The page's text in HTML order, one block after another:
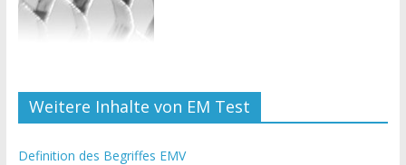
Weitere Inhalte von EM Test
Definition des Begriffes EMV